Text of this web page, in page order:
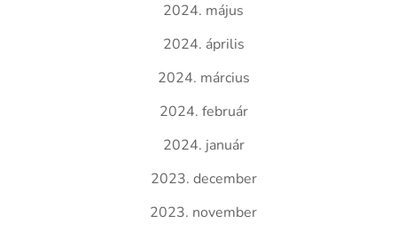
2024. május
2024. április
2024. március
2024. február
2024. január
2023. december
2023. november